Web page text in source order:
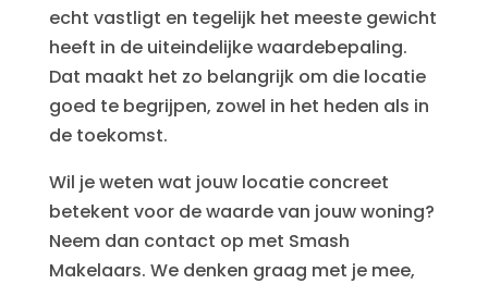
echt vastligt en tegelijk het meeste gewicht
heeft in de uiteindelijke waardebepaling.
Dat maakt het zo belangrijk om die locatie
goed te begrijpen, zowel in het heden als in
de toekomst.
Wil je weten wat jouw locatie concreet
betekent voor de waarde van jouw woning?
Neem dan contact op met Smash
Makelaars. We denken graag met je mee,